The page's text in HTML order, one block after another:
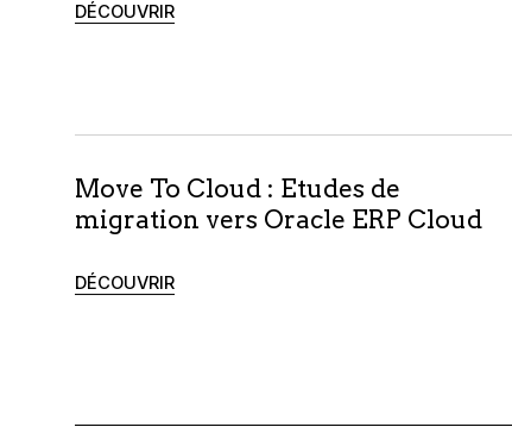
DÉCOUVRIR
Move To Cloud : Etudes de
migration vers Oracle ERP Cloud
DÉCOUVRIR